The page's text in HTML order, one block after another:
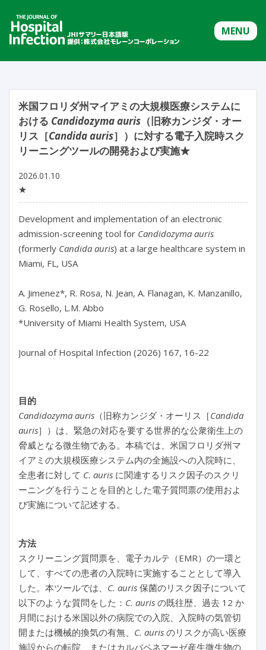
MENU
米国フロリダ州マイアミの大規模医療システムに
おける Candidozyma auris （旧称カンジダ・オー
リス［Candida auris］）に対する電子入院時スク
リーニングツールの開発および実施★
2026.01.10
★
Development and implementation of an electronic
admission-screening tool for Candidozyma auris
(formerly Candida auris) at a large healthcare system in
Miami, FL, USA
A. Jimenez*, R. Rosa, N. Jean, A. Flanagan, K. Manzanillo,
G. Rosello, L.M. Abbo
*University of Miami Health System, USA
Journal of Hospital Infection (2026) 167, 16-22
目的
Candidozyma auris （旧称カンジダ・オーリス［Candida
auris］）は、緊急の対応を要する世界的な公衆衛生上の
脅威となる微生物である。本稿では、米国フロリダ州マ
イアミの大規模医療システム内の全施設への入院時に、
全患者に対して C. auris に関連するリスク因子のスクリ
ーニングを行うことを目的とした電子質問票の使用およ
び実施について記述する。
方法
スクリーニング質問票を、電子カルテ（EMR）の一環と
して、すべての患者の入院時に実施することとして導入
した。本ツールでは、 C. auris 保菌のリスク因子について
以下のような質問をした： C. auris の既往歴、過去 12 か
月間における米国以外の病院での入院、入院時の気管切
開または機械的換気の有無、 C. auris のリスクが高い医療
施設からの転院、またはカルバペネマーゼ産生微生物の